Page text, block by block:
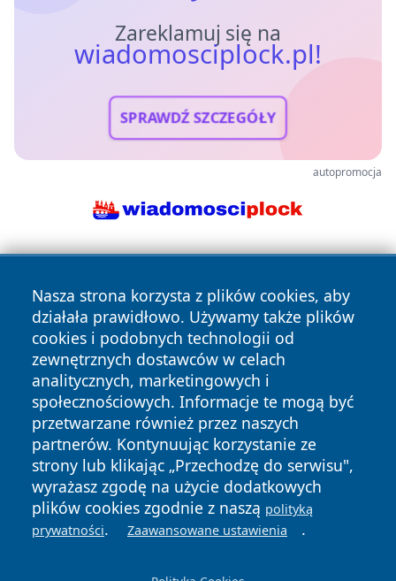
Zareklamuj się na
wiadomosciplock.pl!
SPRAWDŹ SZCZEGÓŁY
autopromocja
Nasza strona korzysta z plików cookies, aby
działała prawidłowo. Używamy także plików
cookies i podobnych technologii od
zewnętrznych dostawców w celach
analitycznych, marketingowych i
społecznościowych. Informacje te mogą być
przetwarzane również przez naszych
partnerów. Kontynuując korzystanie ze
strony lub klikając „Przechodzę do serwisu",
wyrażasz zgodę na użycie dodatkowych
plików cookies zgodnie z naszą polityką
prywatności. Zaawansowane ustawienia .
Copyright © 2026 wiadomosciplock.pl Wszystkie prawa
zastrzeżone.
News Autorzy
Polityka
Prywatności
Polityka
Cookies